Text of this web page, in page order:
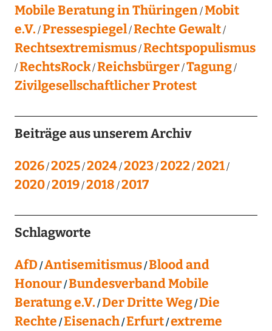
Mobile Beratung in Thüringen Mobit
e.V. Pressespiegel Rechte Gewalt
Rechtsextremismus Rechtspopulismus
RechtsRock Reichsbürger Tagung
Zivilgesellschaftlicher Protest
Beiträge aus unserem Archiv
2026 2025 2024 2023 2022 2021
2020 2019 2018 2017
Schlagworte
AfD Antisemitismus Blood and
Honour Bundesverband Mobile
Beratung e.V. Der Dritte Weg Die
Rechte Eisenach Erfurt extreme